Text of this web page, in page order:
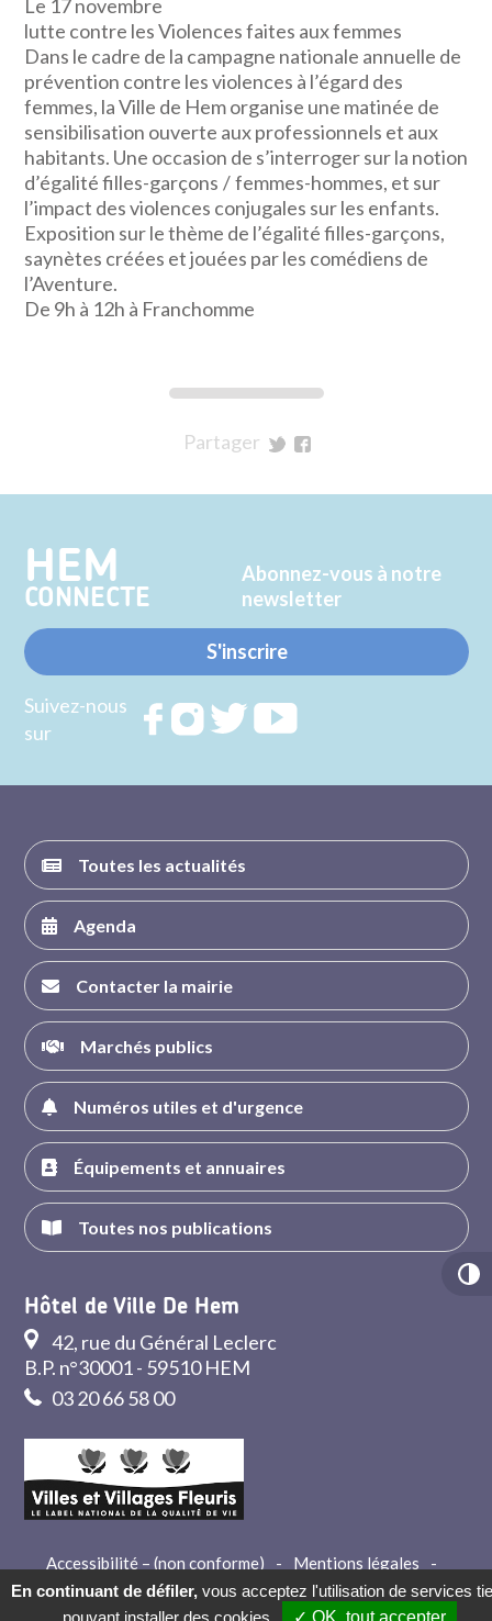
Le 17 novembre
lutte contre les Violences faites aux femmes
Dans le cadre de la campagne nationale annuelle de
prévention contre les violences à l’égard des
femmes, la Ville de Hem organise une matinée de
sensibilisation ouverte aux professionnels et aux
habitants. Une occasion de s’interroger sur la notion
d’égalité filles-garçons / femmes-hommes, et sur
l’impact des violences conjugales sur les enfants.
Exposition sur le thème de l’égalité filles-garçons,
saynètes créées et jouées par les comédiens de
l’Aventure.
De 9h à 12h à Franchomme
Partager
Twitter
Facebook
HEM
CONNECTE
Abonnez-vous à notre
newsletter
S'inscrire
Suivez-nous
sur
RejoignezRejoignezRejoignez
Toutes les actualités
Agenda
Contacter la mairie
Marchés publics
Numéros utiles et d'urgence
Équipements et annuaires
Toutes nos publications
Hôtel de Ville De Hem
42, rue du Général Leclerc
B.P. n°30001 - 59510 HEM
03 20 66 58 00
Accessibilité – (non conforme) - Mentions légales
-
Crédits
- Contact
En continuant de défiler, vous acceptez l'utilisation de services
pouvant installer des cookies
✓ OK, tout accepter